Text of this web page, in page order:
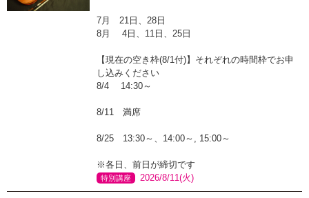
7月 21日、28日
8月 4日、11日、25日
【現在の空き枠(8/1付)】それぞれの時間枠でお申
し込みください
8/4 14:30～
8/11 満席
8/25 13:30～、14:00～, 15:00～
※各日、前日が締切です
特別講座 2026/8/11(火)